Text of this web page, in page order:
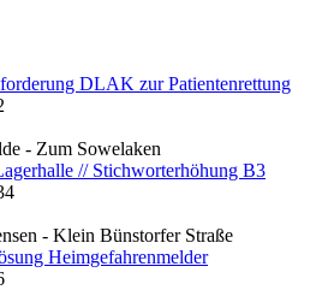
DLAK zur Patientenrettung
- Zum Sowelaken
// Stichworterhöhung B3
- Klein Bünstorfer Straße
Heimgefahrenmelder